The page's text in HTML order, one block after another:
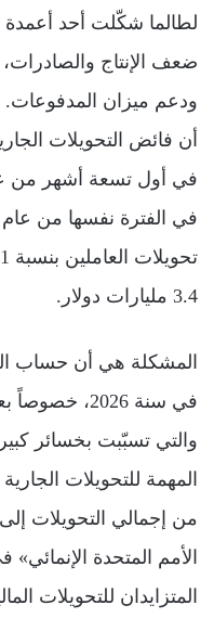
لطالما شكّلت أحد أعمدة
ضعف الإنتاج
ودعم ميزان
3.4 مليارات دولار.
المشكلة هي أن حساب
في سنة 2026،
والتي تسبّبت بخسائر
من إجمالي التحويلات
الأمم المتحدة الإنمائي»
المتزايدان للتحويلات